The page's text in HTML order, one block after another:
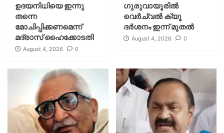
ഉദയനിധിയെ ഇന്നു
തന്നെ
മോചിപ്പിക്കണമെന്ന്
മദ്രാസ് ഹൈക്കോടതി
August 4, 2026 0
ഗുരുവായൂരില്‍
വെര്‍ച്വല്‍ ക്യൂ
ദര്‍ശനം ഇന്ന് മുതല്‍
August 4, 2026 0